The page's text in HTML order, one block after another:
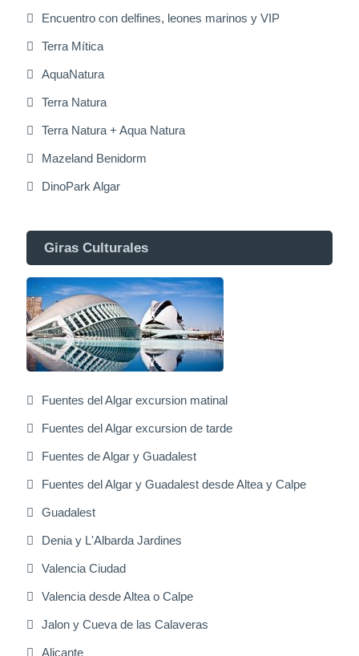
Encuentro con delfines, leones marinos y VIP
Terra Mítica
AquaNatura
Terra Natura
Terra Natura + Aqua Natura
Mazeland Benidorm
DinoPark Algar
Giras Culturales
Fuentes del Algar excursion matinal
Fuentes del Algar excursion de tarde
Fuentes de Algar y Guadalest
Fuentes del Algar y Guadalest desde Altea y Calpe
Guadalest
Denia y L'Albarda Jardines
Valencia Ciudad
Valencia desde Altea o Calpe
Jalon y Cueva de las Calaveras
Alicante